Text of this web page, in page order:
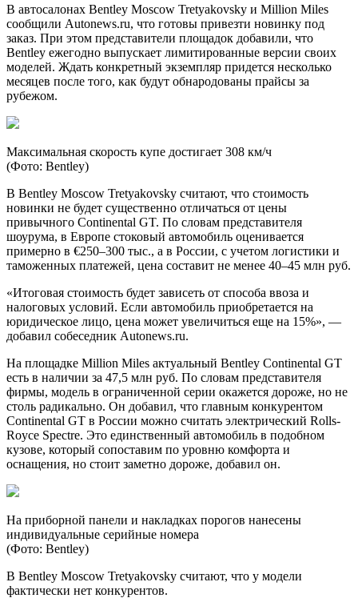
В автосалонах Bentley Moscow Tretyakovsky и Million Miles
сообщили Autonews.ru, что готовы привезти новинку под
заказ. При этом представители площадок добавили, что
Bentley ежегодно выпускает лимитированные версии своих
моделей. Ждать конкретный экземпляр придется несколько
месяцев после того, как будут обнародованы прайсы за
рубежом.
Максимальная скорость купе достигает 308 км/ч
(Фото: Bentley)
В Bentley Moscow Tretyakovsky считают, что стоимость
новинки не будет существенно отличаться от цены
привычного Continental GT. По словам представителя
шоурума, в Европе стоковый автомобиль оценивается
примерно в €250–300 тыс., а в России, с учетом логистики и
таможенных платежей, цена составит не менее 40–45 млн руб.
«Итоговая стоимость будет зависеть от способа ввоза и
налоговых условий. Если автомобиль приобретается на
юридическое лицо, цена может увеличиться еще на 15%», —
добавил собеседник Autonews.ru.
На площадке Million Miles актуальный Bentley Continental GT
есть в наличии за 47,5 млн руб. По словам представителя
фирмы, модель в ограниченной серии окажется дороже, но не
столь радикально. Он добавил, что главным конкурентом
Continental GT в России можно считать электрический Rolls-
Royce Spectre. Это единственный автомобиль в подобном
кузове, который сопоставим по уровню комфорта и
оснащения, но стоит заметно дороже, добавил он.
На приборной панели и накладках порогов нанесены
индивидуальные серийные номера
(Фото: Bentley)
В Bentley Moscow Tretyakovsky считают, что у модели
фактически нет конкурентов.